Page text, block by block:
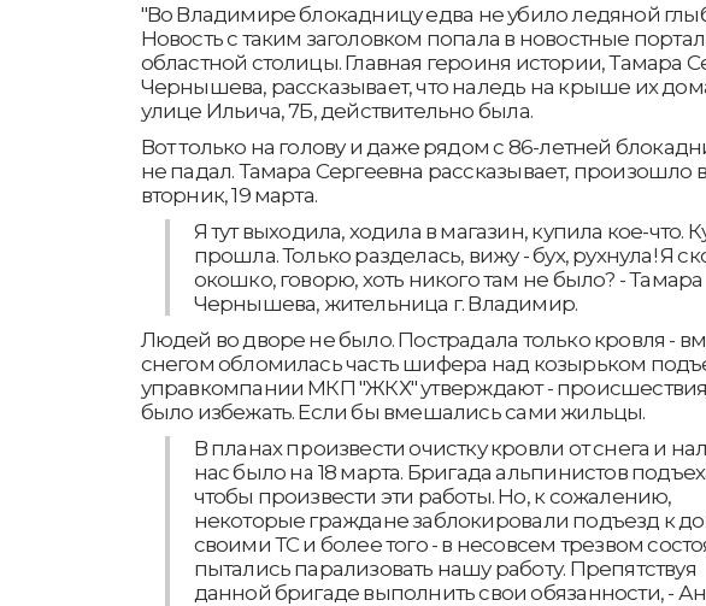
"Во Владимире блокадницу едва не убило ледяной
Новость с таким заголовком попала в новостные
областной столицы. Главная героиня истории, Тамара
Чернышева, рассказывает, что наледь на крыше их
улице Ильича, 7Б, действительно была.
Вот только на голову и даже рядом с 86-летней
не падал. Тамара Сергеевна рассказывает, произошло
вторник, 19 марта.
Я тут выходила, ходила в магазин, купила кое-что.
прошла. Только разделась, вижу - бух, рухнула! Я
окошко, говорю, хоть никого там не было? - Тамара
Чернышева, жительница г. Владимир.
Людей во дворе не было. Пострадала только кровля -
снегом обломилась часть шифера над козырьком
управкомпании МКП "ЖКХ" утверждают -
было избежать. Если бы вмешались сами жильцы.
В планах произвести очистку кровли от снега и
нас было на 18 марта. Бригада альпинистов
чтобы произвести эти работы. Но, к сожалению,
некоторые граждане заблокировали подъезд к
своими ТС и более того - в несовсем трезвом
пытались парализовать нашу работу. Препятствуя
данной бригаде выполнить свои обязанности, -